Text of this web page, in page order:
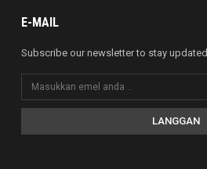
E-MAIL
Subscribe our newsletter to stay updated.
LANGGAN